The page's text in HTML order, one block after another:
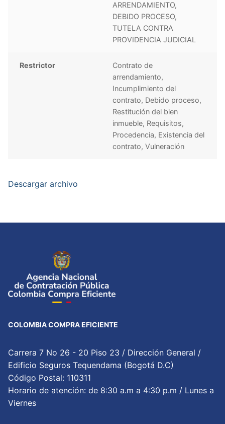
ARRENDAMIENTO,
DEBIDO PROCESO,
TUTELA CONTRA
PROVIDENCIA JUDICIAL
Restrictor
Contrato de
arrendamiento,
Incumplimiento del
contrato, Debido proceso,
Restitución del bien
inmueble, Requisitos,
Procedencia, Existencia del
contrato, Vulneración
Descargar archivo
COLOMBIA COMPRA EFICIENTE
Carrera 7 No 26 - 20 Piso 23 / Dirección General /
Edificio Seguros Tequendama (Bogotá D.C)
Código Postal: 110311
Horario de atención: de 8:30 a.m a 4:30 p.m / Lunes a
Viernes